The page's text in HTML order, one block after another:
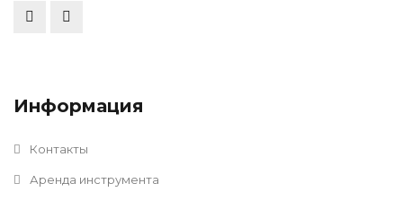
Информация
Контакты
Аренда инструмента